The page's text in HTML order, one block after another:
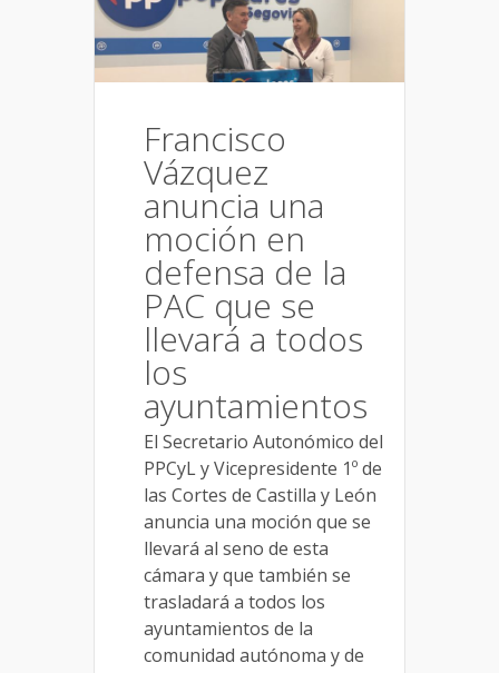
Francisco
Vázquez
anuncia una
moción en
defensa de la
PAC que se
llevará a todos
los
ayuntamientos
El Secretario Autonómico del
PPCyL y Vicepresidente 1º de
las Cortes de Castilla y León
anuncia una moción que se
llevará al seno de esta
cámara y que también se
trasladará a todos los
ayuntamientos de la
comunidad autónoma y de